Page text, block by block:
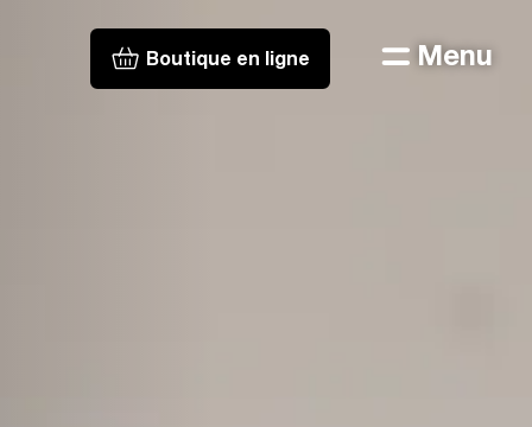
Boutique en ligne Menu